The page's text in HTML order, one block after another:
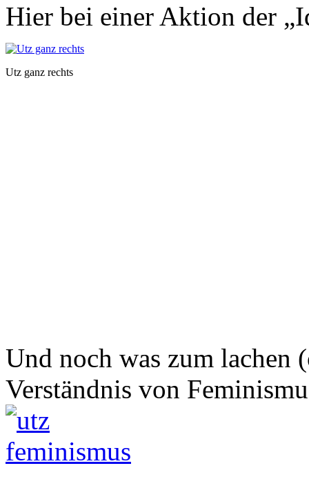
Hier bei einer Aktion der
Utz ganz rechts
Und noch was zum lachen
Verständnis von